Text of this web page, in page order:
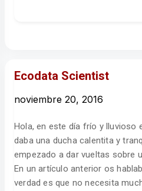
niña) para ver su reacción.
algunos que lo criticaban
disciplinas es ESTADÍSTICA
nombre (aunque haya que
personal... pero eso es otro
lo que importa es conocer,
"imaginar". Muchas...
Ecodata Scientist
noviembre 20, 2016
Hola, en este día frío y lluvioso
daba una ducha calentita y
empezado a dar vueltas sobre
En un artículo anterior os
verdad es que no necesita